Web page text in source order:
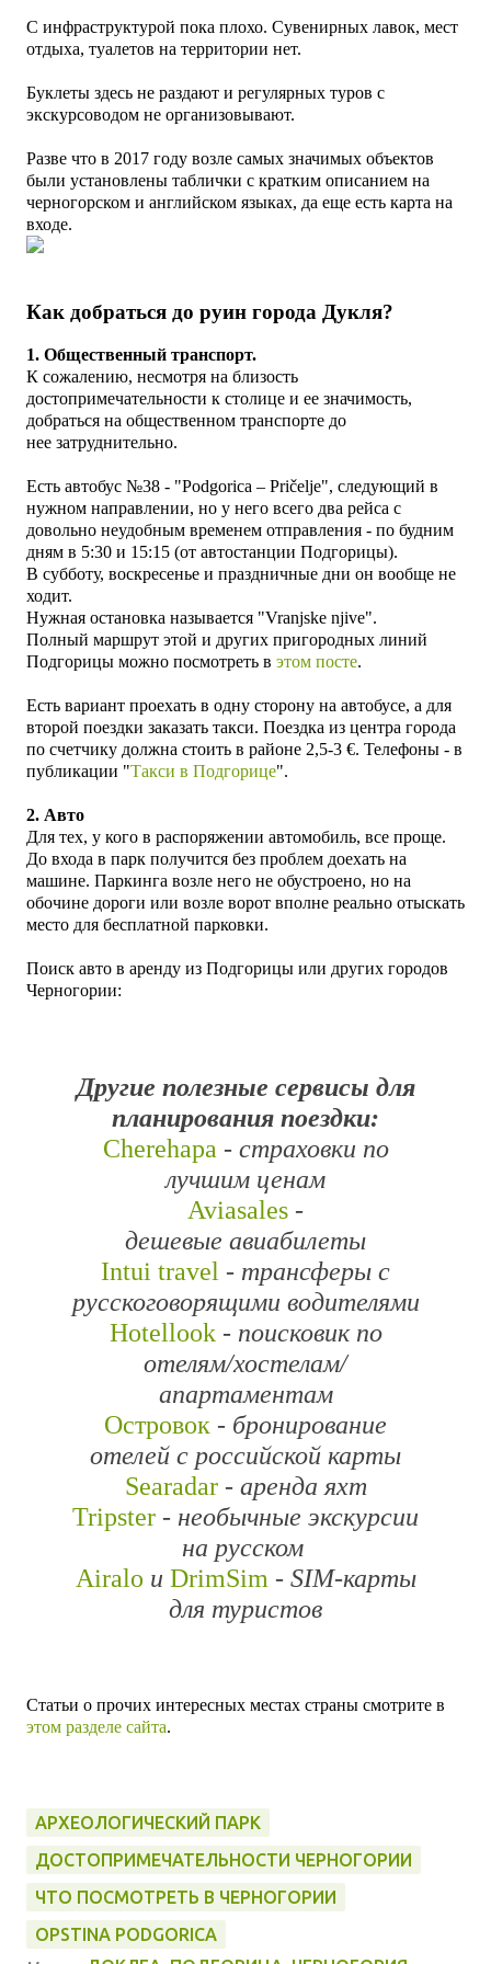
С инфраструктурой пока плохо. Сувенирных лавок, мест
отдыха, туалетов на территории нет.
Буклеты здесь не раздают и регулярных туров с
экскурсоводом не организовывают.
Разве что в 2017 году возле самых значимых объектов
были установлены таблички с кратким описанием на
черногорском и английском языках, да еще есть карта на
входе.
Как добраться до руин города Дукля?
1. Общественный транспорт.
К сожалению, несмотря на близость
достопримечательности к столице и ее значимость,
добраться на общественном транспорте до
нее затруднительно.
Есть автобус №38 - "Podgorica – Pričelje", следующий в
нужном направлении, но у него всего два рейса с
довольно неудобным временем отправления - по будним
дням в 5:30 и 15:15 (от автостанции Подгорицы).
В субботу, воскресенье и праздничные дни он вообще не
ходит.
Нужная остановка называется "Vranjske njive".
Полный маршрут этой и других пригородных линий
Подгорицы можно посмотреть в этом посте.
Есть вариант проехать в одну сторону на автобусе, а для
второй поездки заказать такси. Поездка из центра города
по счетчику должна стоить в районе 2,5-3 €. Телефоны - в
публикации "Такси в Подгорице".
2. Авто
Для тех, у кого в распоряжении автомобиль, все проще.
До входа в парк получится без проблем доехать на
машине. Паркинга возле него не обустроено, но на
обочине дороги или возле ворот вполне реально отыскать
место для бесплатной парковки.
Поиск авто в аренду из Подгорицы или других городов
Черногории:
Другие полезные сервисы для
планирования поездки:
Cherehapa - страховки по
лучшим ценам
Aviasales -
дешевые авиабилеты
Intui travel - трансферы с
русскоговорящими водителями
Hotellook- поисковик по
отелям/хостелам/
апартаментам
Островок - бронирование
отелей с российской карты
Searadar - аренда яхт
Tripster - необычные экскурсии
на русском
Airalo и DrimSim - SIM-карты
для туристов
Статьи о прочих интересных местах страны смотрите в
этом разделе сайта.
АРХЕОЛОГИЧЕСКИЙ ПАРК
ДОСТОПРИМЕЧАТЕЛЬНОСТИ ЧЕРНОГОРИИ
ЧТО ПОСМОТРЕТЬ В ЧЕРНОГОРИИ
OPSTINA PODGORICA